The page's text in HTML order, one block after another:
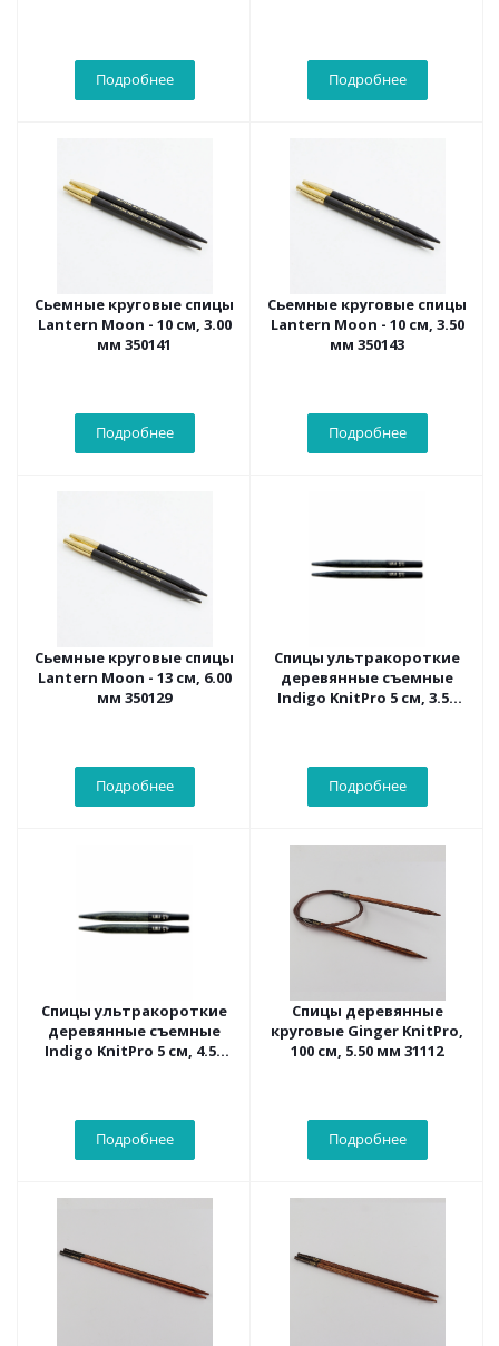
Подробнее Подробнее
Сьемные круговые спицы
Lantern Moon - 10 см, 3.00
мм 350141
Подробнее
Сьемные круговые спицы
Lantern Moon - 10 см, 3.50
мм 350143
Подробнее
Сьемные круговые спицы
Lantern Moon - 13 см, 6.00
мм 350129
Подробнее
Спицы ультракороткие
деревянные съемные
Indigo KnitPro 5 см, 3.50
Подробнее
Спицы ультракороткие
деревянные съемные
Indigo KnitPro 5 см, 4.50
Подробнее
Спицы деревянные
круговые Ginger KnitPro,
100 см, 5.50 мм 31112
Подробнее